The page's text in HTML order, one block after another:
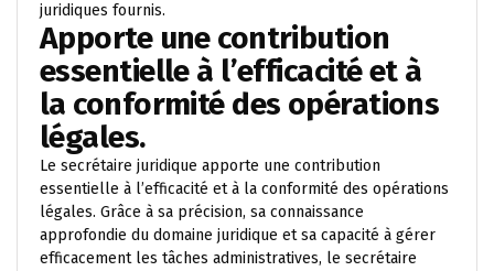
juridiques fournis.
Apporte une contribution
essentielle à l’efficacité et à
la conformité des opérations
légales.
Le secrétaire juridique apporte une contribution
essentielle à l’efficacité et à la conformité des opérations
légales. Grâce à sa précision, sa connaissance
approfondie du domaine juridique et sa capacité à gérer
efficacement les tâches administratives, le secrétaire